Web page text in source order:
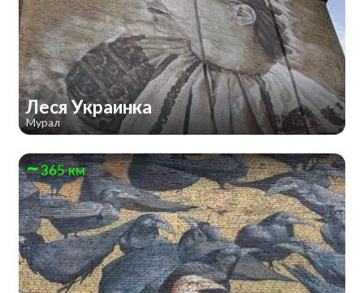
Леся Украинка
Мурал
365 км